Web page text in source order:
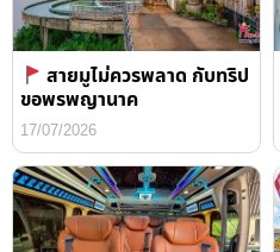
สายมูไม่ควรพลาด กับทริป
ขอพรพญานาค
17/07/2026